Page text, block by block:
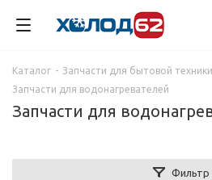
Каталог - Запчасти для бытовой техники
Запчасти для водонагревателей
Запчасти для
Фильтр